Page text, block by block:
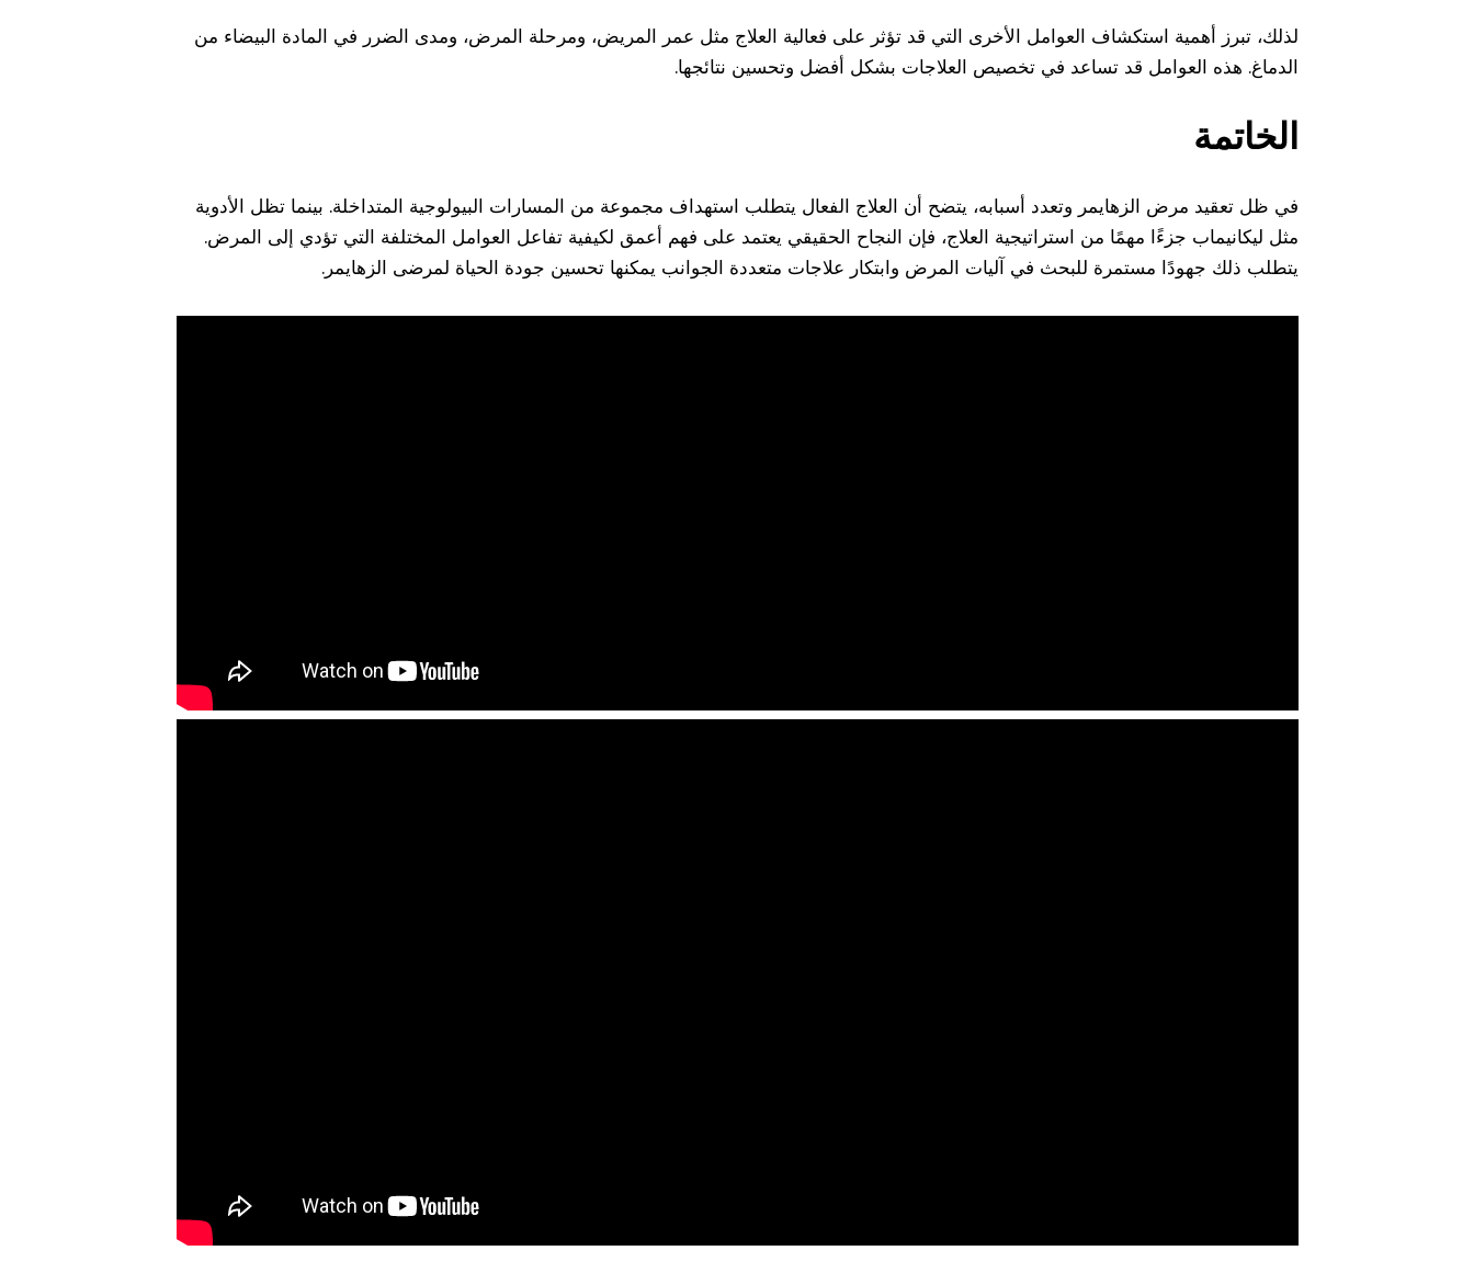
لذلك، تبرز أهمية استكشاف العوامل الأخرى التي قد تؤثر على فعالية العلاج مثل عمر المريض، ومرحلة المرض، ومدى الضرر في المادة البيضاء من
الدماغ. هذه العوامل قد تساعد في تخصيص العلاجات بشكل أفضل وتحسين نتائجها.
الخاتمة
في ظل تعقيد مرض الزهايمر وتعدد أسبابه، يتضح أن العلاج الفعال يتطلب استهداف مجموعة من المسارات البيولوجية المتداخلة. بينما تظل الأدوية
مثل ليكانيماب جزءًا مهمًا من استراتيجية العلاج، فإن النجاح الحقيقي يعتمد على فهم أعمق لكيفية تفاعل العوامل المختلفة التي تؤدي إلى المرض.
يتطلب ذلك جهودًا مستمرة للبحث في آليات المرض وابتكار علاجات متعددة الجوانب يمكنها تحسين جودة الحياة لمرضى الزهايمر.